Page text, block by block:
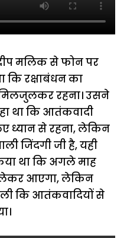
मलिक से फोन पर
कि रक्षाबंधन का
रहना। उसने
था कि आतंकवादी
ध्यान से रहना, लेकिन
जिंदगी जी है, यही
था कि अगले माह
लेकर आएगा, लेकिन
कि आतंकवादियों से